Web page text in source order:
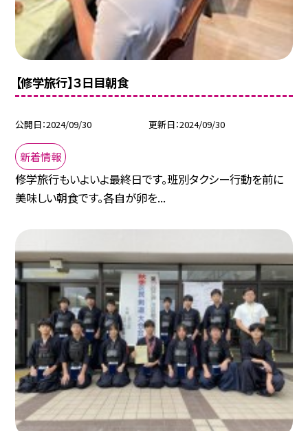
【修学旅行】３日目朝食
公開日 2024/09/30 更新日 2024/09/30
新着情報
修学旅行もいよいよ最終日です。班別タクシー行動を前に
美味しい朝食です。各自が卵を...